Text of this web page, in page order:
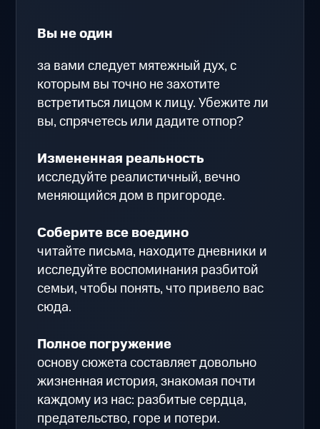
Вы не один
за вами следует мятежный дух, с
которым вы точно не захотите
встретиться лицом к лицу. Убежите ли
вы, спрячетесь или дадите отпор?
Измененная реальность
исследуйте реалистичный, вечно
меняющийся дом в пригороде.
Соберите все воедино
читайте письма, находите дневники и
исследуйте воспоминания разбитой
семьи, чтобы понять, что привело вас
сюда.
Полное погружение
основу сюжета составляет довольно
жизненная история, знакомая почти
каждому из нас: разбитые сердца,
предательство, горе и потери.